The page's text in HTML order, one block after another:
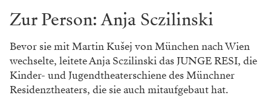
Zur Person: Anja Sczilinski
Bevor sie mit Martin Kušej von München nach Wien
wechselte, leitete Anja ­Sczilinski das JUNGE RESI, die
Kinder- und Jugendtheaterschiene des Münchner
Residenztheaters, die sie auch mitaufgebaut hat.